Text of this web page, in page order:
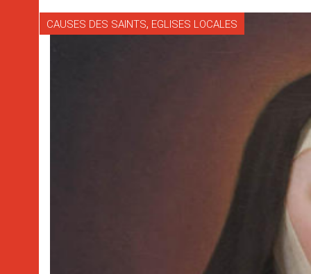
CAUSES DES SAINTS, EGLISES LOCALES